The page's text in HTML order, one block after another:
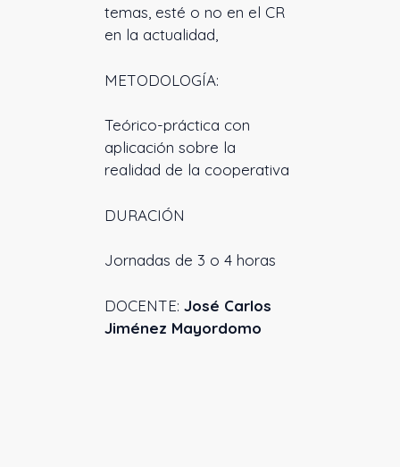
temas, esté o no en el CR
en la actualidad,
METODOLOGÍA:
Teórico-práctica con
aplicación sobre la
realidad de la cooperativa
DURACIÓN
Jornadas de 3 o 4 horas
DOCENTE:José Carlos
Jiménez Mayordomo